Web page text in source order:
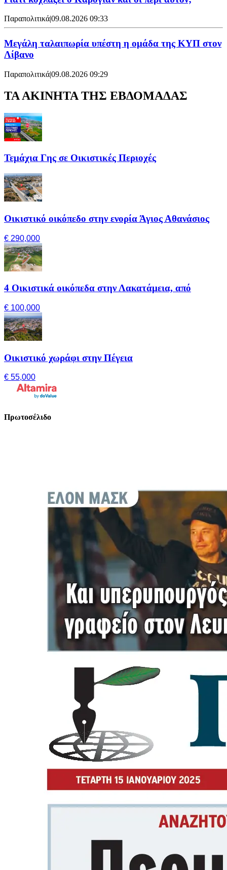
Παραπολιτικά|09.08.2026 09:33
Μεγάλη ταλαιπωρία υπέστη η ομάδα της ΚΥΠ στον
Λίβανο
Παραπολιτικά|09.08.2026 09:29
ΤΑ ΑΚΙΝΗΤΑ ΤΗΣ ΕΒΔΟΜΑΔΑΣ
Τεμάχια Γης σε Οικιστικές Περιοχές
Οικιστικό οικόπεδο στην ενορία Άγιος Αθανάσιος
€ 290,000
4 Οικιστικά οικόπεδα στην Λακατάμεια, από
€ 100,000
Οικιστικό χωράφι στην Πέγεια
€ 55,000
Πρωτοσέλιδο